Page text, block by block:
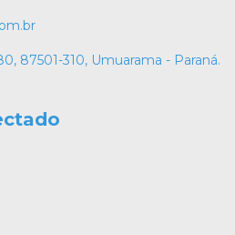
87501-310, Umuarama - Paraná.